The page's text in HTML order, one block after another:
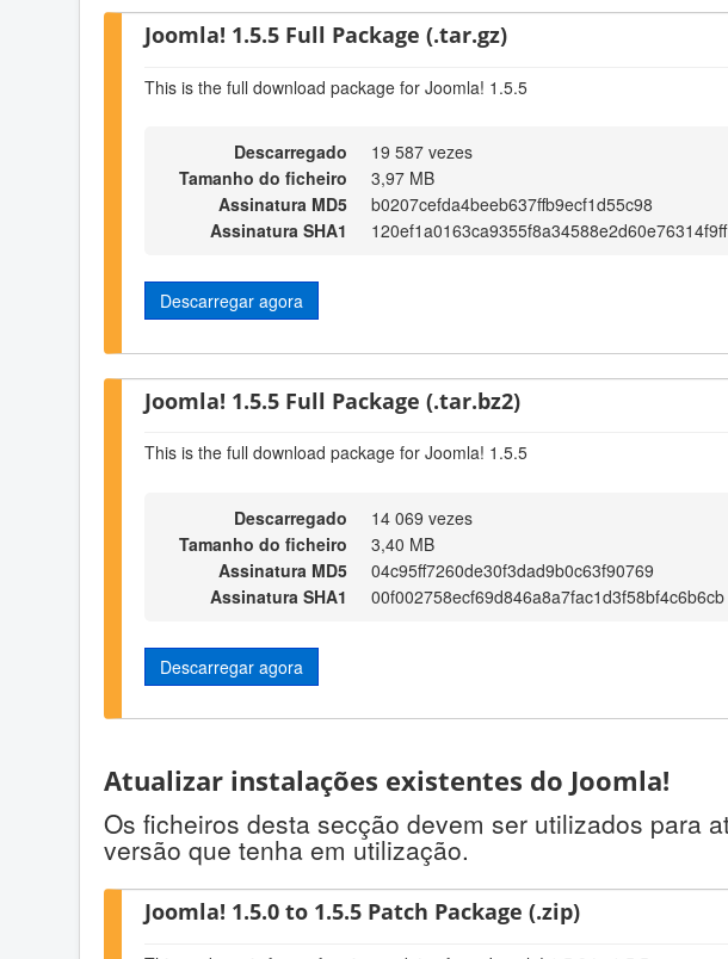
Joomla! 1.5.5 Full Package (.tar.gz)
This is the full download package for Joomla! 1.5.5
Descarregado
19 587 vezes
Tamanho do ficheiro
3,97 MB
Assinatura MD5
b0207cefda4beeb637ffb9ecf1d55c98
Assinatura SHA1
120ef1a0163ca9355f8a34588e2d60e76314f9ff
Descarregar agora
Joomla! 1.5.5 Full Package (.tar.bz2)
This is the full download package for Joomla! 1.5.5
Descarregado
14 069 vezes
Tamanho do ficheiro
3,40 MB
Assinatura MD5
04c95ff7260de30f3dad9b0c63f90769
Assinatura SHA1
00f002758ecf69d846a8a7fac1d3f58bf4c6b6cb
Descarregar agora
Atualizar instalações existentes do Joomla!
Os ficheiros desta secção devem ser utilizados para
versão que tenha em utilização.
Joomla! 1.5.0 to 1.5.5 Patch Package (.zip)